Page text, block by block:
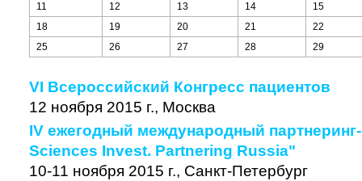
11
12 13 14
15
18
19 20 21
22
25
26 27 28 29
VI Всероссийский Конгресс пациентов
12 ноября 2015 г., Москва
IV ежегодный международный
Sciences Invest. Partnering Russia"
10-11 ноября 2015 г., Санкт-Петербург